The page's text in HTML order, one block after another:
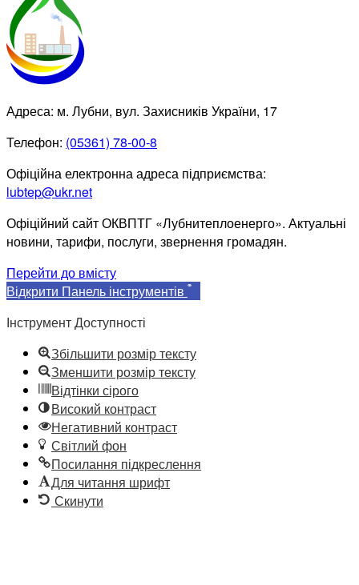
Адреса: м. Лубни, вул. Захисників України, 17
Телефон: (05361) 78-00-8
Офіційна електронна адреса підприємства:
lubtep@ukr.net
Офіційний сайт ОКВПТГ «Лубнитеплоенерго». Актуальні
новини, тарифи, послуги, звернення громадян.
Перейти до вмісту
Відкрити Панель інструментів
Інструмент Доступності
Збільшити розмір тексту
Зменшити розмір тексту
Відтінки сірого
Високий контраст
Негативний контраст
Світлий фон
Посилання підкреслення
Для читання шрифт
Скинути